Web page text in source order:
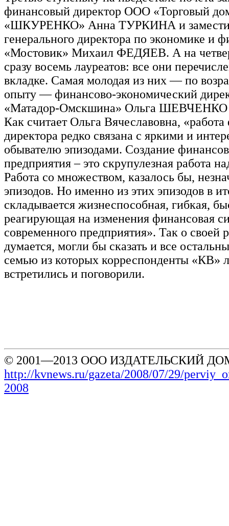
финансовый директор ООО «Торговый
«ШКУРЕНКО» Анна ТУРКИНА и
генерального директора по экономике и
«Мостовик» Михаил ФЕДЯЕВ. А на
сразу восемь лауреатов: все они
вкладке. Самая молодая из них — по
опыту — финансово-экономический
«Матадор-Омскшина» Ольга ШЕВЧЕНКО
Как считает Ольга Вячеславовна,
директора редко связана с яркими и
обывателю эпизодами. Создание
предприятия – это скрупулезная работа
Работа со множеством, казалось бы,
эпизодов. Но именно из этих эпизодов в
складывается жизнеспособная, гибкая,
реагирующая на изменения финансовая
современного предприятия». Так о своей
думается, могли бы сказать и все
семью из которых корреспонденты «КВ»
встретились и поговорили.
© 2001—2013 ООО ИЗДАТЕЛЬСКИЙ
http://kvnews.ru/gazeta/2008/07/29/
2008